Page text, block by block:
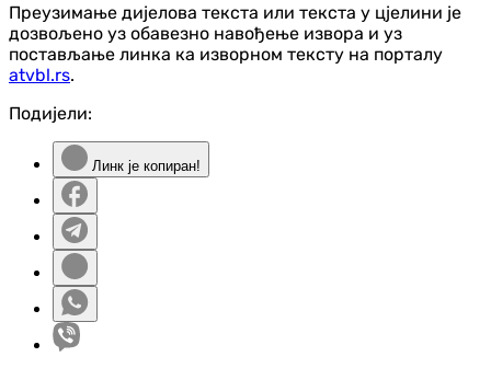
Преузимање дијелова текста или текста у цјелини је
дозвољено уз обавезно навођење извора и уз
постављање линка ка изворном тексту на порталу
atvbl.rs.
Подијели:
Линк је копиран!